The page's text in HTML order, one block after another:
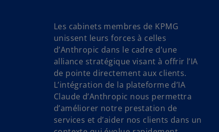
Les cabinets membres de KPMG
unissent leurs forces à celles
d’Anthropic dans le cadre d’une
alliance stratégique visant à offrir l’IA
de pointe directement aux clients.
L’intégration de la plateforme d’IA
Claude d’Anthropic nous permettra
d’améliorer notre prestation de
services et d’aider nos clients dans un
’
o
u
v
r
e
d
a
n